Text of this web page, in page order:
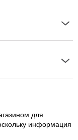
для
информация